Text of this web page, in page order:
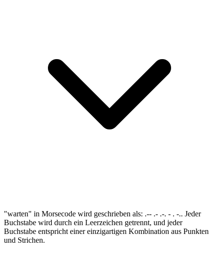
"warten" in Morsecode wird geschrieben als: .-- .- .-. - . -.. Jeder
Buchstabe wird durch ein Leerzeichen getrennt, und jeder
Buchstabe entspricht einer einzigartigen Kombination aus Punkten
und Strichen.